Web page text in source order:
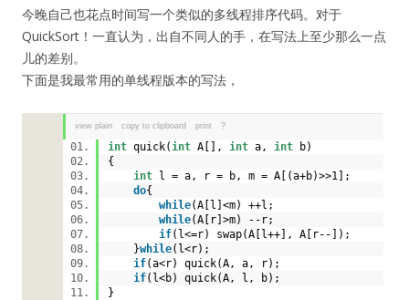
今晚自己也花点时间写一个类似的多线程排序代码。对于
QuickSort！一直认为，出自不同人的手，在写法上至少那么一点
儿的差别。
下面是我最常用的单线程版本的写法，
view plain copy to clipboard print ?
int quick(int A[], int a, int b)
{
int l = a, r = b, m = A[(a+b)>>1];
do{
while(A[l]<m) ++l;
while(A[r]>m) --r;
if(l<=r) swap(A[l++], A[r--]);
}while(l<r);
if(a<r) quick(A, a, r);
if(l<b) quick(A, l, b);
}